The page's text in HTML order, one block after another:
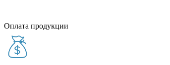
Оплата продукции